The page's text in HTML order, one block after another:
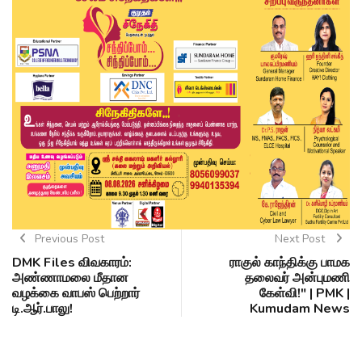
Previous Post
DMK Files விவகாரம்:
அண்ணாமலை மீதான
வழக்கை வாபஸ் பெற்றார்
டி.ஆர்.பாலு!
Next Post
ராகுல் காந்திக்கு பாமக
தலைவர் அன்புமணி
கேள்வி!" | PMK |
Kumudam News